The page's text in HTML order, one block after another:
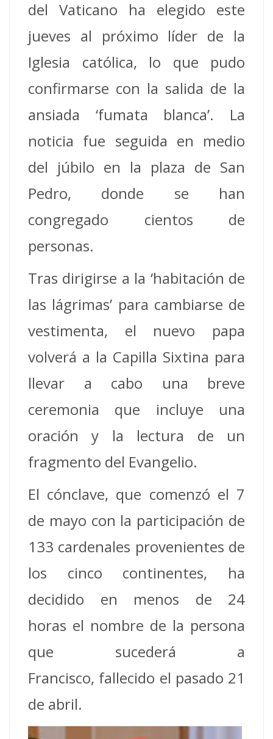
del Vaticano ha elegido este
jueves al próximo líder de la
Iglesia católica, lo que pudo
confirmarse con la salida de la
ansiada ‘fumata blanca’. La
noticia fue seguida en medio
del júbilo en la plaza de San
Pedro, donde se han
congregado cientos de
personas.
Tras dirigirse a la ‘habitación de
las lágrimas’ para cambiarse de
vestimenta, el nuevo papa
volverá a la Capilla Sixtina para
llevar a cabo una breve
ceremonia que incluye una
oración y la lectura de un
fragmento del Evangelio.
El cónclave, que comenzó el 7
de mayo con la participación de
133 cardenales provenientes de
los cinco continentes, ha
decidido en menos de 24
horas el nombre de la persona
que sucederá a
Francisco, fallecido el pasado 21
de abril.